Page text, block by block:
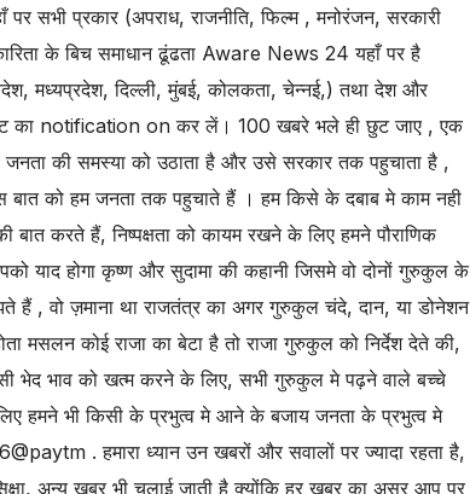
सभी प्रकार (अपराध, राजनीति, फिल्म , मनोरंजन, सरकारी
के बिच समाधान ढूंढता Aware News 24 यहाँ पर है
मध्यप्रदेश, दिल्ली, मुंबई, कोलकता, चेन्नई,) तथा देश और
का notification on कर लें। 100 खबरे भले ही छुट जाए , एक
की समस्या को उठाता है और उसे सरकार तक पहुचाता है ,
बात को हम जनता तक पहुचाते हैं । हम किसे के दबाब मे काम नही
करते हैं, निष्पक्षता को कायम रखने के लिए हमने पौराणिक
याद होगा कृष्ण और सुदामा की कहानी जिसमे वो दोनों गुरुकुल के
हैं , वो ज़माना था राजतंत्र का अगर गुरुकुल चंदे, दान, या डोनेशन
मसलन कोई राजा का बेटा है तो राजा गुरुकुल को निर्देश देते की,
भेद भाव को खत्म करने के लिए, सभी गुरुकुल मे पढ़ने वाले बच्चे
हमने भी किसी के प्रभुत्व मे आने के बजाय जनता के प्रभुत्व मे
. हमारा ध्यान उन खबरों और सवालों पर ज्यादा रहता है,
अन्य खबर भी चलाई जाती है क्योंकि हर खबर का असर आप पर